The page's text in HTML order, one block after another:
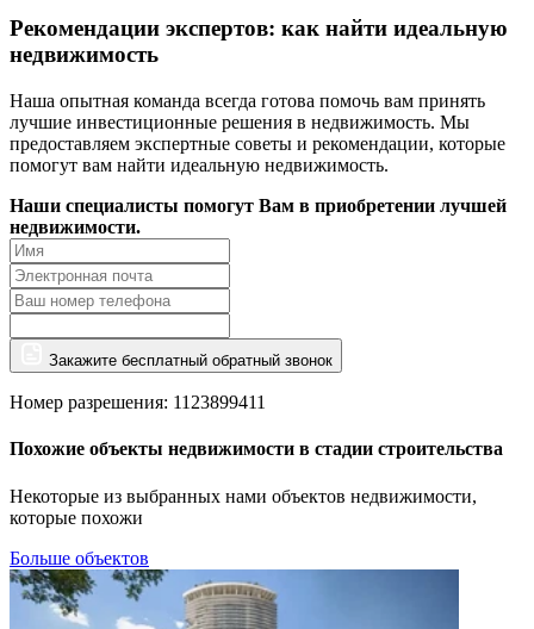
Рекомендации экспертов: как найти идеальную
недвижимость
Наша опытная команда всегда готова помочь вам принять
лучшие инвестиционные решения в недвижимость. Мы
предоставляем экспертные советы и рекомендации, которые
помогут вам найти идеальную недвижимость.
Наши специалисты помогут Вам в приобретении лучшей
недвижимости.
Закажите бесплатный обратный звонок
Номер разрешения: 1123899411
Похожие объекты недвижимости в стадии строительства
Некоторые из выбранных нами объектов недвижимости,
которые похожи
Больше объектов